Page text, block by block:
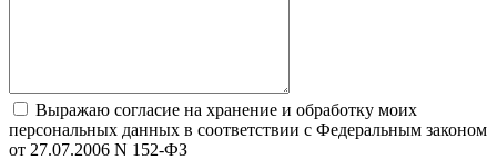
Выражаю согласие на хранение и обработку моих
персональных данных в соответствии с Федеральным законом
от 27.07.2006 N 152-ФЗ